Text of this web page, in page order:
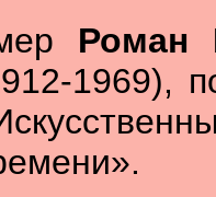
Роман
1969),